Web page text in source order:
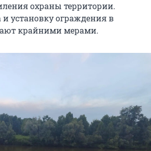
охраны территории.
установку ограждения в
крайними мерами.